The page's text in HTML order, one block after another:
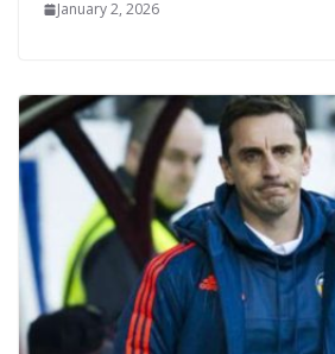
January 2, 2026